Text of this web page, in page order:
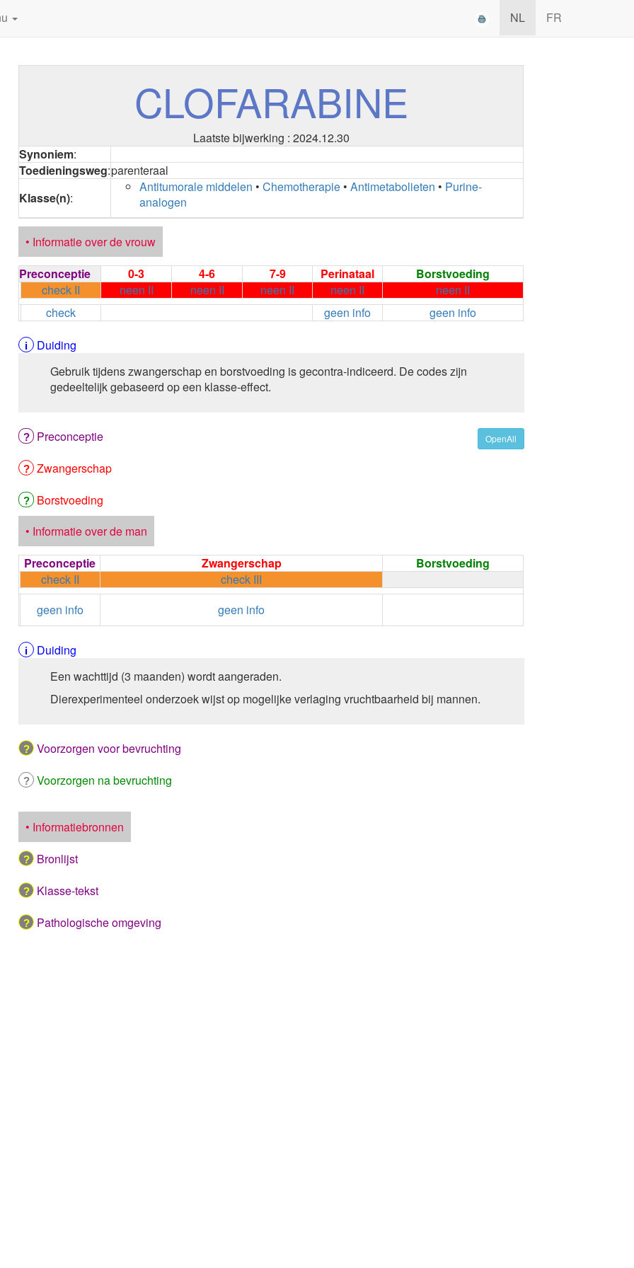
NL FR
CLOFARABINE
Laatste bijwerking : 2024.12.30
Synoniem:
Toedieningsweg:parenteraal
Klasse(n):
Antitumorale middelen •Chemotherapie •Antimetabolieten • Purine-
analogen
• Informatie over de vrouw
Preconceptie
0-3 4-6 7-9 Perinataal
Borstvoeding
check II
neen II neen II neen II neen II
neen II
check
geen info
geen info
Duiding
Gebruik tijdens zwangerschap en borstvoeding is gecontra-indiceerd. De codes zijn
gedeeltelijk gebaseerd op een klasse-effect.
OpenAll
Preconceptie
Zwangerschap
Borstvoeding
• Informatie over de man
Preconceptie
Zwangerschap
Borstvoeding
check II
check III
geen info
geen info
Duiding
Een wachttijd (3 maanden) wordt aangeraden.
Dierexperimenteel onderzoek wijst op mogelijke verlaging vruchtbaarheid bij mannen.
Voorzorgen voor bevruchting
Voorzorgen na bevruchting
• Informatiebronnen
Bronlijst
Klasse-tekst
Pathologische omgeving